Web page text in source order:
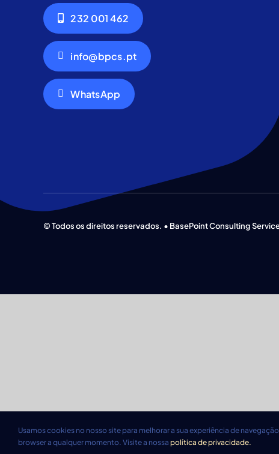
232 001 462
info@bpcs.pt
WhatsApp
© Todos os direitos reservados. • BasePoint Consulting
Usamos cookies no nosso site para melhorar a sua experiência de
browser a qualquer momento. Visite a nossa política de privacidade.